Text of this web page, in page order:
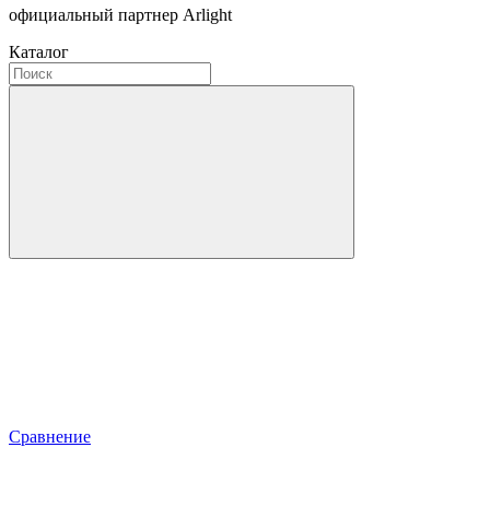
официальный партнер Arlight
Каталог
Сравнение